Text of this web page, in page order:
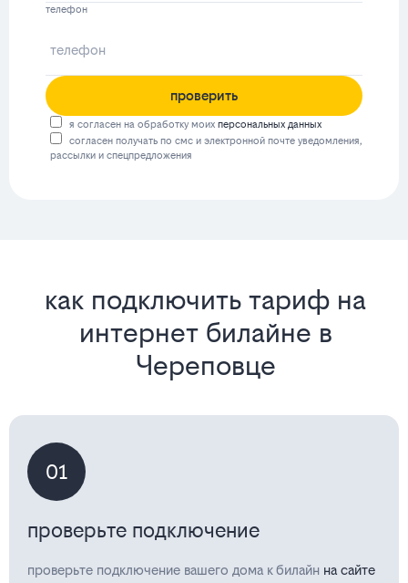
телефон
проверить
я согласен на обработку моих персональных данных
согласен получать по смс и электронной почте уведомления,
рассылки и спецпредложения
как подключить тариф на
интернет билайне в
Череповце
01
проверьте подключение
проверьте подключение вашего дома к билайн на сайте